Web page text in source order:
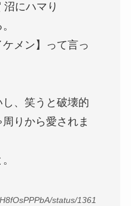
にハマり
メン】って言っ
、笑うと破壊的
りから愛されま
status/1361